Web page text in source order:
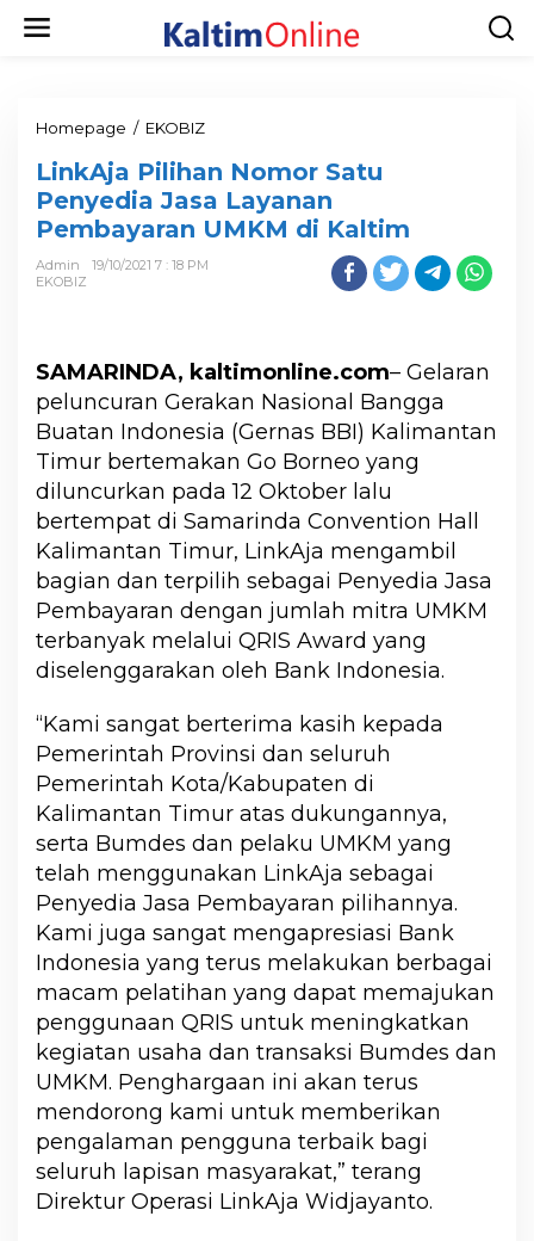
Homepage / EKOBIZ
LinkAja Pilihan Nomor Satu
Penyedia Jasa Layanan
Pembayaran UMKM di Kaltim
Admin
19/10/2021 7 : 18 PM
EKOBIZ
SAMARINDA, kaltimonline.com– Gelaran
peluncuran Gerakan Nasional Bangga
Buatan Indonesia (Gernas BBI) Kalimantan
Timur bertemakan Go Borneo yang
diluncurkan pada 12 Oktober lalu
bertempat di Samarinda Convention Hall
Kalimantan Timur, LinkAja mengambil
bagian dan terpilih sebagai Penyedia Jasa
Pembayaran dengan jumlah mitra UMKM
terbanyak melalui QRIS Award yang
diselenggarakan oleh Bank Indonesia.
“Kami sangat berterima kasih kepada
Pemerintah Provinsi dan seluruh
Pemerintah Kota/Kabupaten di
Kalimantan Timur atas dukungannya,
serta Bumdes dan pelaku UMKM yang
telah menggunakan LinkAja sebagai
Penyedia Jasa Pembayaran pilihannya.
Kami juga sangat mengapresiasi Bank
Indonesia yang terus melakukan berbagai
macam pelatihan yang dapat memajukan
penggunaan QRIS untuk meningkatkan
kegiatan usaha dan transaksi Bumdes dan
UMKM. Penghargaan ini akan terus
mendorong kami untuk memberikan
pengalaman pengguna terbaik bagi
seluruh lapisan masyarakat,” terang
Direktur Operasi LinkAja Widjayanto.